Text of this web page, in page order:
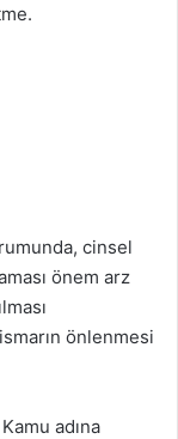
cinsel
önem arz
önlenmesi
adına